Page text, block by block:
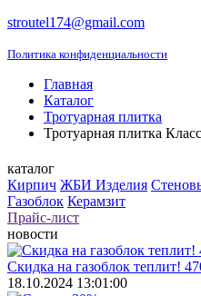
stroutel174@gmail.com
Политика конфиденциальности
Главная
Каталог
Тротуарная плитка
Тротуарная плитка
каталог
Кирпич ЖБИ Изделия
Газоблок Керамзит
Прайс-лист
новости
Скидка на газоблок теплит!
18.10.2024 13:01:00